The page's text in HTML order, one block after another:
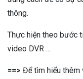
thông.
Thực hiện theo bước
video DVR …
==> Để tìm hiểu thêm